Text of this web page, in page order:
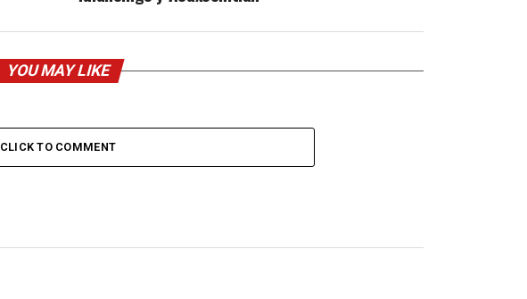
YOU MAY LIKE
CLICK TO COMMENT